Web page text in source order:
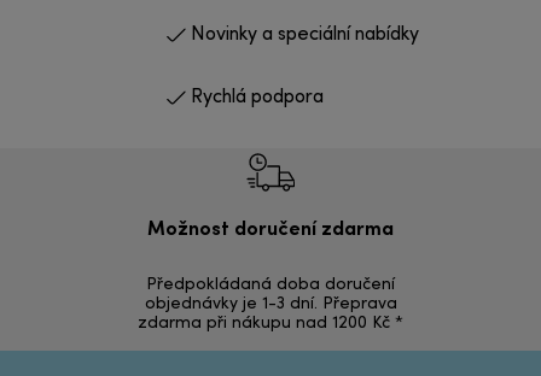
Novinky a speciální nabídky
Rychlá podpora
Možnost doručení zdarma
Předpokládaná doba doručení
objednávky je 1-3 dní. Přeprava
zdarma při nákupu nad 1200 Kč *